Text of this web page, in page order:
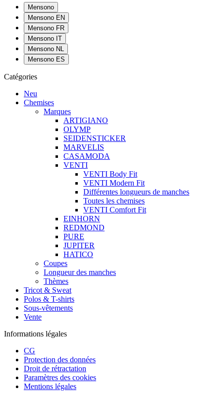
Mensono
Mensono EN
Mensono FR
Mensono IT
Mensono NL
Mensono ES
Catégories
Neu
Chemises
Marques
ARTIGIANO
OLYMP
SEIDENSTICKER
MARVELIS
CASAMODA
VENTI
VENTI Body Fit
VENTI Modern Fit
Différentes longueurs de manches
Toutes les chemises
VENTI Comfort Fit
EINHORN
REDMOND
PURE
JUPITER
HATICO
Coupes
Longueur des manches
Thèmes
Tricot & Sweat
Polos & T-shirts
Sous-vêtements
Vente
Informations légales
CG
Protection des données
Droit de rétractation
Paramètres des cookies
Mentions légales